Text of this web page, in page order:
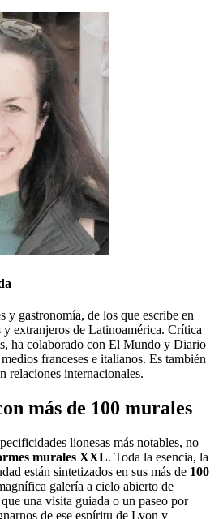
y gastronomía, de los que escribe en
y extranjeros de Latinoamérica. Crítica
ha colaborado con El Mundo y Diario
franceses e italianos. Es también
relaciones internacionales.
más de 100 murales
lionesas más notables, no
murales XXL. Toda la esencia, la
están sintetizados en sus más de 100
galería a cielo abierto de
una visita guiada o un paseo por
de ese espíritu de Lyon y